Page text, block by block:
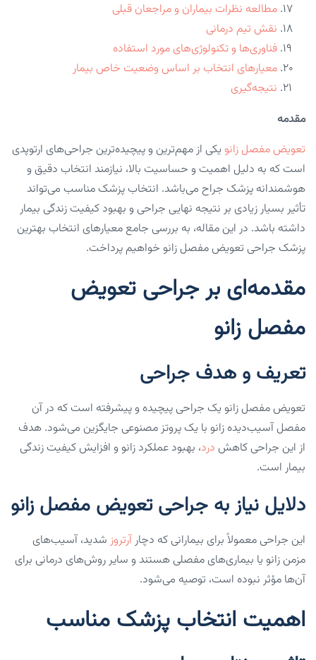
مطالعه نظرات بیماران و مراجعان قبلی
نقش تیم درمانی
فناوری‌ها و تکنولوژی‌های مورد استفاده
معیارهای انتخاب بر اساس وضعیت خاص بیمار
نتیجه‌گیری
مقدمه
تعویض مفصل زانو یکی از مهم‌ترین و پیچیده‌ترین جراحی‌های ارتوپدی
است که به دلیل اهمیت و حساسیت بالا، نیازمند انتخاب دقیق و
هوشمندانه پزشک جراح می‌باشد. انتخاب پزشک مناسب می‌تواند
تأثیر بسیار زیادی بر نتیجه نهایی جراحی و بهبود کیفیت زندگی بیمار
داشته باشد. در این مقاله، به بررسی جامع معیارهای انتخاب بهترین
پزشک جراحی تعویض مفصل زانو خواهیم پرداخت.
مقدمه‌ای بر جراحی تعویض
مفصل زانو
تعریف و هدف جراحی
تعویض مفصل زانو یک جراحی پیچیده و پیشرفته است که در آن
مفصل آسیب‌دیده زانو با یک پروتز مصنوعی جایگزین می‌شود. هدف
از این جراحی کاهش درد، بهبود عملکرد زانو و افزایش کیفیت زندگی
بیمار است.
دلایل نیاز به جراحی تعویض مفصل زانو
این جراحی معمولاً برای بیمارانی که دچارآرتروز شدید، آسیب‌های
مزمن زانو یا بیماری‌های مفصلی هستند و سایر روش‌های درمانی برای
آن‌ها مؤثر نبوده است، توصیه می‌شود.
اهمیت انتخاب پزشک مناسب